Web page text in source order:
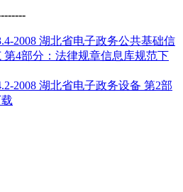
2008 湖北省电子政务公共基础信
第4部分：法律规章信息库规范下
2008 湖北省电子政务设备 第2部